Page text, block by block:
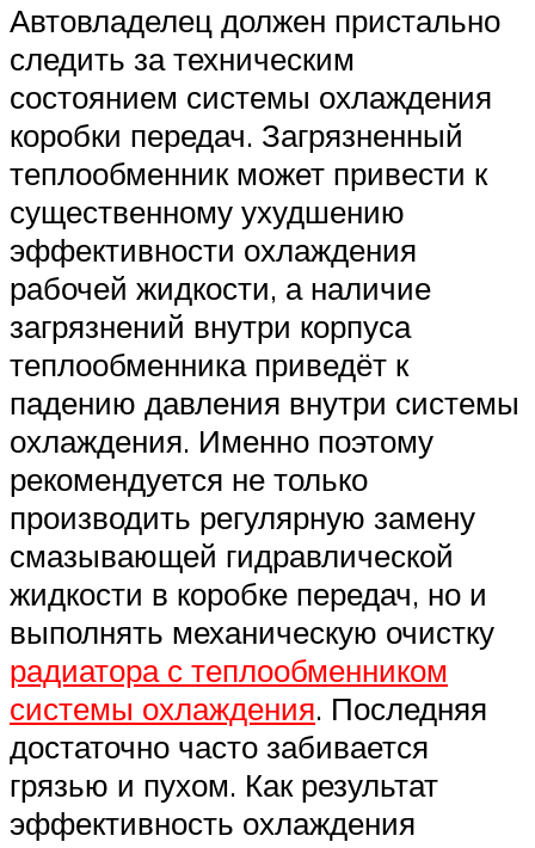
Автовладелец должен пристально
следить за техническим
состоянием системы охлаждения
коробки передач. Загрязненный
теплообменник может привести к
существенному ухудшению
эффективности охлаждения
рабочей жидкости, а наличие
загрязнений внутри корпуса
теплообменника приведёт к
падению давления внутри системы
охлаждения. Именно поэтому
рекомендуется не только
производить регулярную замену
смазывающей гидравлической
жидкости в коробке передач, но и
выполнять механическую очистку
радиатора с теплообменником
системы охлаждения. Последняя
достаточно часто забивается
грязью и пухом. Как результат
эффективность охлаждения